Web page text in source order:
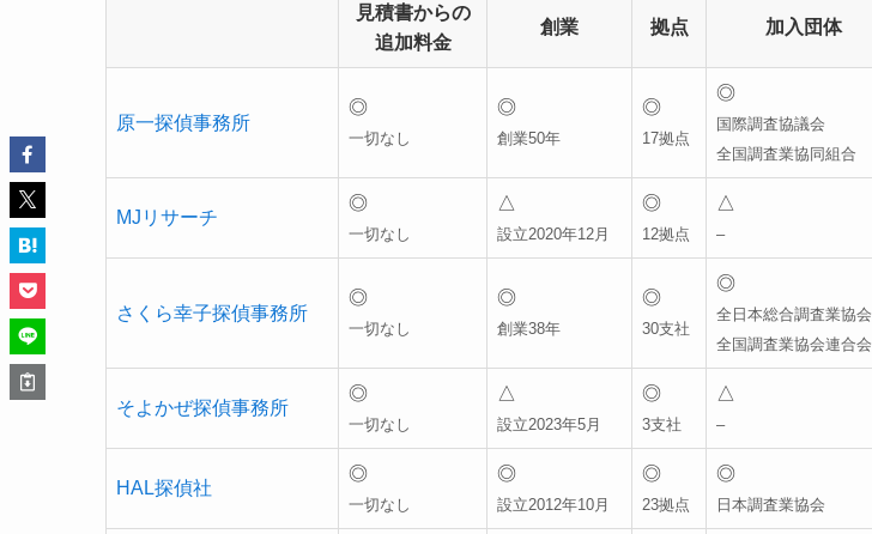
見積書からの
追加料金
創業 拠点 加入団体
原一探偵事務所
◎
一切なし
◎
創業50年
◎
17拠点
◎
国際調査協議会
全国調査業協同組合
MJリサーチ
◎
一切なし
△
設立2020年12月
◎
12拠点
△
–
さくら幸子探偵事務所
◎
一切なし
◎
創業38年
◎
30支社
◎
全日本総合調査業協会
全国調査業協会連合会
そよかぜ探偵事務所
◎
一切なし
△
設立2023年5月
◎
3支社
△
–
HAL探偵社
◎
一切なし
◎
設立2012年10月
◎
23拠点
◎
日本調査業協会